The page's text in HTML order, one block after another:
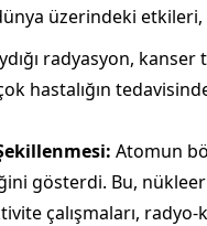
üzerindeki etkileri,
radyasyon,
hastalığın
Atomun
gösterdi. Bu,
çalışmaları,